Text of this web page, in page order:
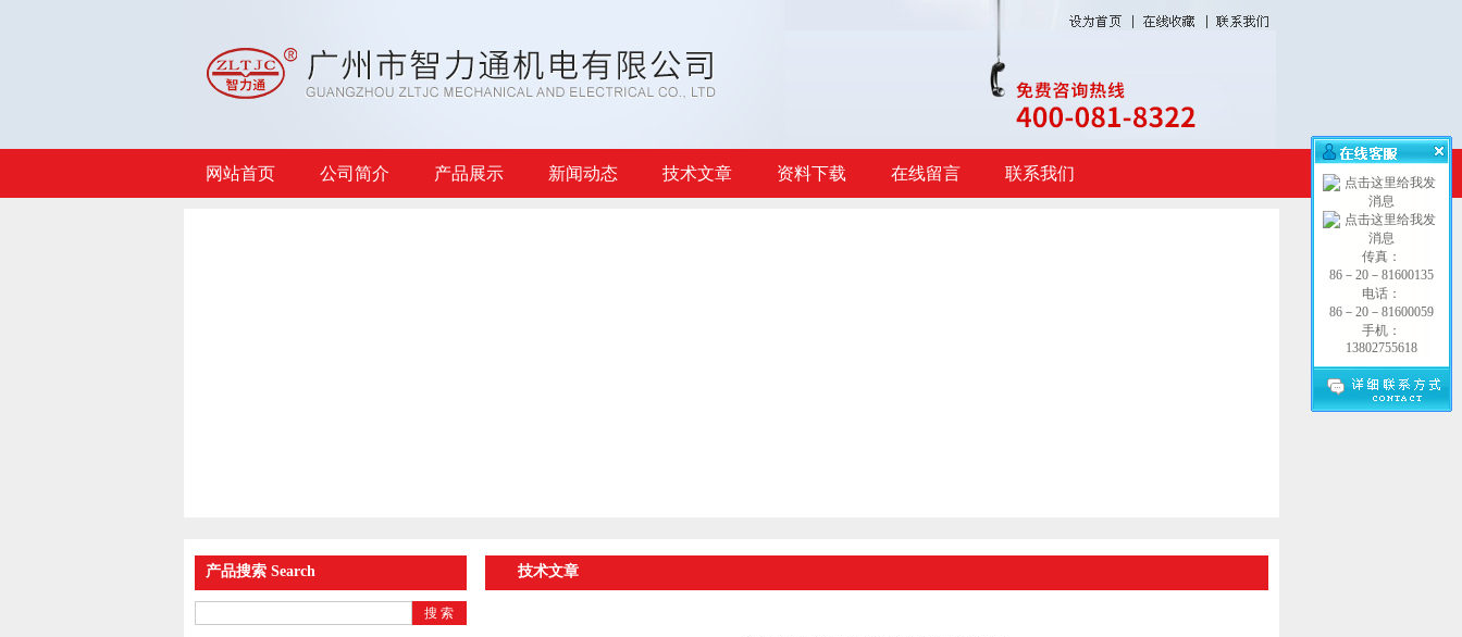
网站首页 公司简介 产品展示 新闻动态 技术文章 资料下载 在线留言 联系我们
产品搜索 Search 技术文章
传真：
86－20－81600135
电话：
86－20－81600059
手机：
13802755618